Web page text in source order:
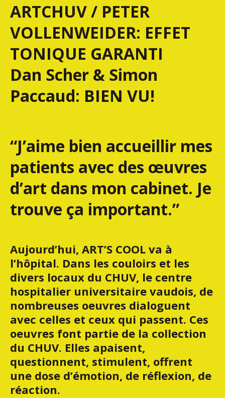
ARTCHUV / PETER
VOLLENWEIDER: EFFET
TONIQUE GARANTI
Dan Scher & Simon
Paccaud: BIEN VU!
“J’aime bien accueillir mes
patients avec des œuvres
d’art dans mon cabinet. Je
trouve ça important.”
Aujourd’hui, ART’S COOL va à
l’hôpital. Dans les couloirs et les
divers locaux du CHUV, le centre
hospitalier universitaire vaudois, de
nombreuses oeuvres dialoguent
avec celles et ceux qui passent. Ces
oeuvres font partie de la collection
du CHUV. Elles apaisent,
questionnent, stimulent, offrent
une dose d’émotion, de réflexion, de
réaction.